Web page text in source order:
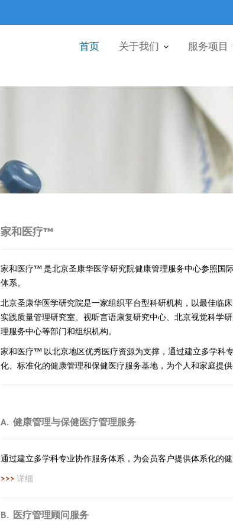
首页 关于我们 服务项目
家和医疗™
家和医疗™ 是北京圣康华医学研究院健康管理服务中心参照国
体系。
北京圣康华医学研究院是一家组织平台型科研机构，以最佳临
实践质量管理研究室、视听言语康复研究中心、北京视觉科学
理服务中心等部门和组织机构。
家和医疗™ 以北京地区优秀医疗资源为支撑，通过建立多学科
化、标准化的健康管理和保健医疗服务基地，为个人和家庭提
A. 健康管理与保健医疗管理服务
通过建立多学科专业协作服务体系，为会员客户提供体系化的
>>> 详细
B. 医疗管理顾问服务